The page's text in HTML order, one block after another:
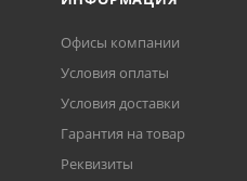
Офисы компании
Условия оплаты
Условия доставки
Гарантия на товар
Реквизиты